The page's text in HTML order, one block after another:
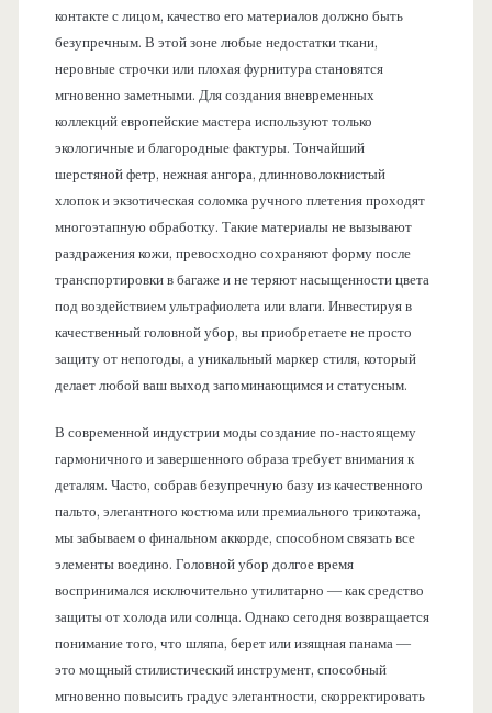
контакте с лицом, качество его материалов должно быть
безупречным. В этой зоне любые недостатки ткани,
неровные строчки или плохая фурнитура становятся
мгновенно заметными. Для создания вневременных
коллекций европейские мастера используют только
экологичные и благородные фактуры. Тончайший
шерстяной фетр, нежная ангора, длинноволокнистый
хлопок и экзотическая соломка ручного плетения проходят
многоэтапную обработку. Такие материалы не вызывают
раздражения кожи, превосходно сохраняют форму после
транспортировки в багаже и не теряют насыщенности цвета
под воздействием ультрафиолета или влаги. Инвестируя в
качественный головной убор, вы приобретаете не просто
защиту от непогоды, а уникальный маркер стиля, который
делает любой ваш выход запоминающимся и статусным.
В современной индустрии моды создание по-настоящему
гармоничного и завершенного образа требует внимания к
деталям. Часто, собрав безупречную базу из качественного
пальто, элегантного костюма или премиального трикотажа,
мы забываем о финальном аккорде, способном связать все
элементы воедино. Головной убор долгое время
воспринимался исключительно утилитарно — как средство
защиты от холода или солнца. Однако сегодня возвращается
понимание того, что шляпа, берет или изящная панама —
это мощный стилистический инструмент, способный
мгновенно повысить градус элегантности, скорректировать